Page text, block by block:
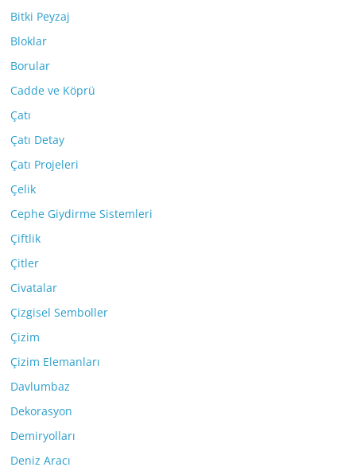
Bitki Peyzaj
Bloklar
Borular
Cadde ve Köprü
Çatı
Çatı Detay
Çatı Projeleri
Çelik
Cephe Giydirme Sistemleri
Çiftlik
Çitler
Civatalar
Çizgisel Semboller
Çizim
Çizim Elemanları
Davlumbaz
Dekorasyon
Demiryolları
Deniz Aracı